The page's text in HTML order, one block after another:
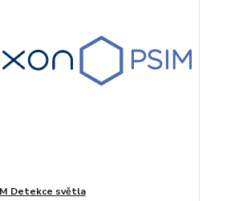
Detekce světla